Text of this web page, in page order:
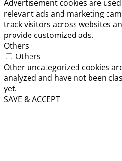
Advertisement cookies are
relevant ads and marketing
track visitors across websites
provide customized ads.
Others
Others
Other uncategorized cookies
analyzed and have not been
yet.
SAVE & ACCEPT